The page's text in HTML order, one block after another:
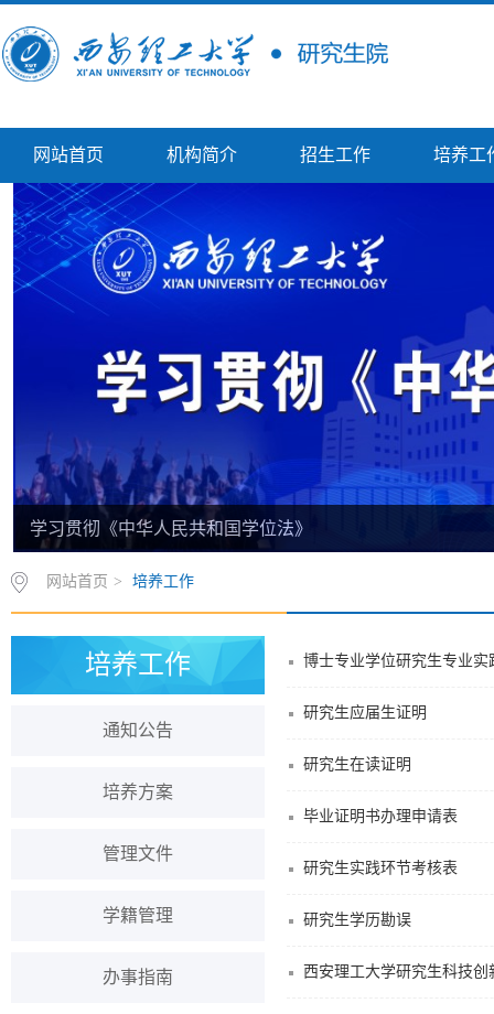
网站首页 机构简介 招生工作 培养工
学习贯彻《中华人民共和国学位法》
网站首页 > 培养工作
培养工作
通知公告
培养方案
管理文件
学籍管理
办事指南
博士专业学位研究生专业实
研究生应届生证明
研究生在读证明
毕业证明书办理申请表
研究生实践环节考核表
研究生学历勘误
西安理工大学研究生科技创